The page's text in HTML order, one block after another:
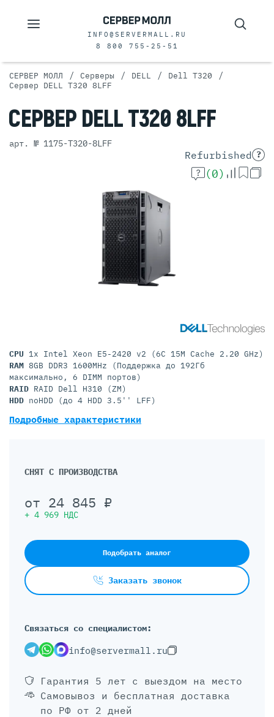
INFO@SERVERMALL.RU
8 800 755-25-51
СЕРВЕР МОЛЛ / Серверы / DELL / Dell T320 /
Сервер DELL T320 8LFF
СЕРВЕР DELL T320 8LFF
арт. № 1175-T320-8LFF
Refurbished ?
(0)
СНЯТ С ПРОИЗВОДСТВА
от 24 845 ₽
+ 4 969 НДС
Подобрать аналог
Заказать звонок
Связаться со специалистом:
info@servermall.ru
Гарантия 5 лет с выездом на место
Самовывоз и бесплатная доставка
по РФ от 2 дней
CPU 1x Intel Xeon E5-2420 v2 (6C 15M Cache 2.20 GHz)
RAM 8GB DDR3 1600MHz (Поддержка до 192Гб
максимально, 6 DIMM портов)
RAID RAID Dell H310 (ZM)
HDD noHDD (до 4 HDD 3.5'' LFF)
Подробные характеристики